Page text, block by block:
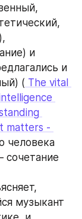
и
и
( The vital
matters -
человека
сочетание
музыкант